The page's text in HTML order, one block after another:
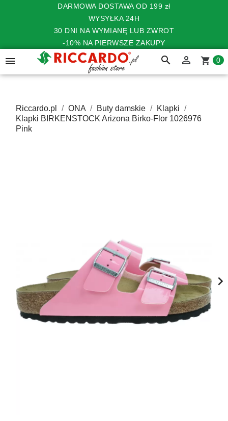
DARMOWA DOSTAWA OD 199 zł
WYSYŁKA 24H
30 DNI NA WYMIANĘ LUB ZWROT
-10% NA PIERWSZE ZAKUPY
 search  shopping_cart 0
Riccardo.pl ONA Buty damskie
Klapki
Klapki BIRKENSTOCK Arizona Birko-Flor 1026976
Pink
